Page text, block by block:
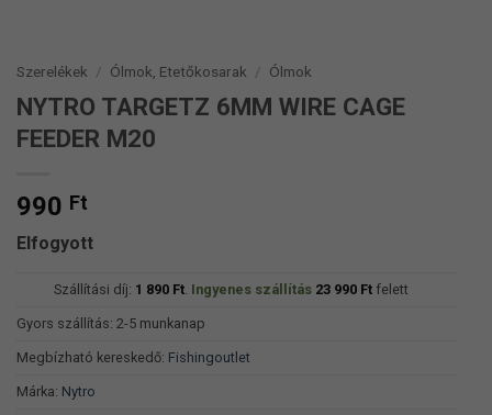
Szerelékek / Ólmok, Etetőkosarak / Ólmok
NYTRO TARGETZ 6MM WIRE CAGE
FEEDER M20
990 Ft
Elfogyott
Szállítási díj: 1 890 Ft. Ingyenes szállítás 23 990 Ftfelett
Gyors szállítás: 2-5 munkanap
Megbízható kereskedő: Fishingoutlet
Márka: Nytro